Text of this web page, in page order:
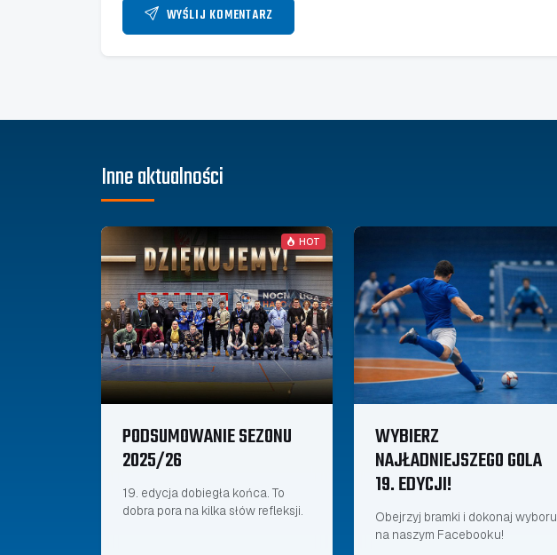
WYŚLIJ KOMENTARZ
Inne aktualności
HOT
PODSUMOWANIE SEZONU
2025/26
19. edycja dobiegła końca. To
dobra pora na kilka słów refleksji.
WYBIERZ
NAJŁADNIEJSZEGO GOLA
19. EDYCJI!
Obejrzyj bramki i dokonaj wyboru
na naszym Facebooku!